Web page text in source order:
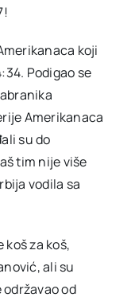
koji
Podigao se
Amerikanaca
su do
tim nije više
vodila sa
za koš,
ali su
od